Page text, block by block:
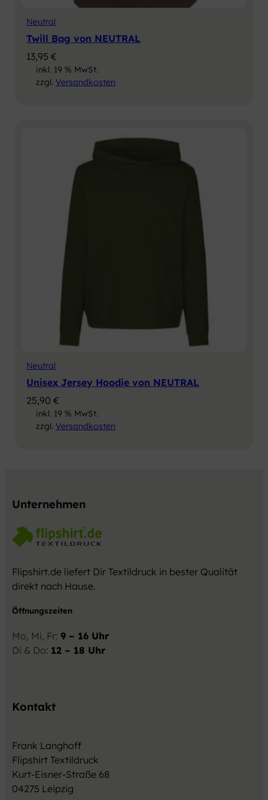
Neutral
Twill Bag von NEUTRAL
13,95€
inkl. 19 % MwSt.
zzgl.Versandkosten
Neutral
Unisex Jersey Hoodie von NEUTRAL
25,90€
inkl. 19 % MwSt.
zzgl.Versandkosten
Unternehmen
Flipshirt.de liefert Dir Textildruck in bester Qualität
direkt nach Hause.
Öffnungszeiten
Mo, Mi, Fr: 9 – 16 Uhr
Di & Do: 12 – 18 Uhr
Kontakt
Frank Langhoff
Flipshirt Textildruck
Kurt-Eisner-Straße 68
04275 Leipzig